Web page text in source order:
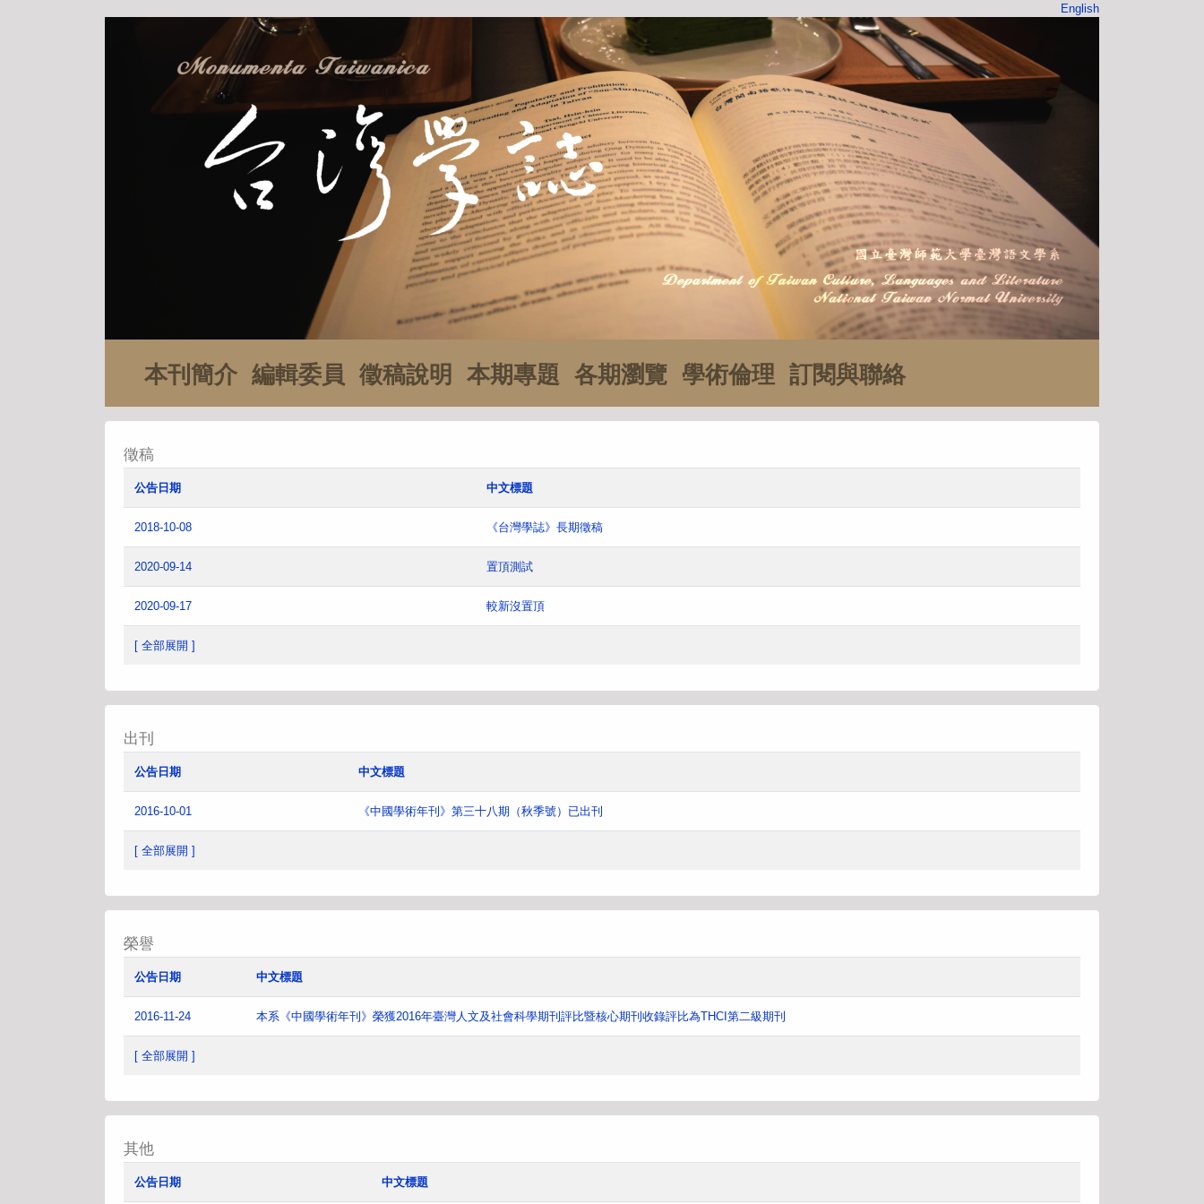
English
本刊簡介 編輯委員 徵稿說明 本期專題 各期瀏覽 學術倫理 訂閱與聯絡
徵稿
公告日期 中文標題
2018-10-08 《台灣學誌》長期徵稿
2020-09-14 置頂測試
2020-09-17 較新沒置頂
[ 全部展開 ]
出刊
公告日期 中文標題
2016-10-01 《中國學術年刊》第三十八期（秋季號）已出刊
[ 全部展開 ]
榮譽
公告日期 中文標題
2016-11-24 本系《中國學術年刊》榮獲2016年臺灣人文及社會科學期刊評比暨核心期刊收錄評比為THCI第二級期刊
[ 全部展開 ]
其他
公告日期 中文標題